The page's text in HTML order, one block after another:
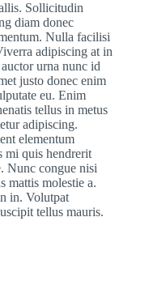
Sollicitudin
diam donec
Nulla facilisi
adipiscing at in
urna nunc id
justo donec enim
eu. Enim
tellus in metus
adipiscing.
elementum
mi quis hendrerit
Nunc congue nisi
mattis molestie a.
in. Volutpat
tellus mauris.